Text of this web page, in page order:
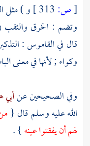
[ص: و ) مثل
وتضم : الخرق والثقب
قال في القاموس :
وكواء ; لأنها في معنى
وفي الصحيحين عن
الله عليه وسلم قال {
لهم أن يفقئوا عينه} .